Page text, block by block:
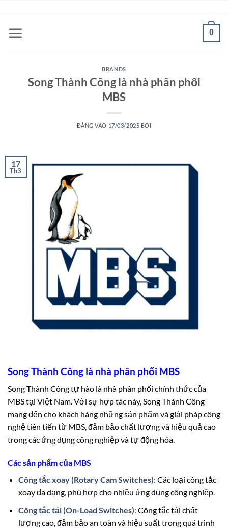
nội
0
BRANDS
Song Thành Công là nhà phân phối
MBS
ĐĂNG VÀO 17/03/2025 BỞI
17
Th3
Song Thành Công là nhà phân phối MBS
Song Thành Công tự hào là nhà phân phối chính thức của
MBS tại Việt Nam. Với sự hợp tác này, Song Thành Công
mang đến cho khách hàng những sản phẩm và giải pháp công
nghệ tiên tiến từ MBS, đảm bảo chất lượng và hiệu quả cao
trong các ứng dụng công nghiệp và tự động hóa.
Các sản phẩm của MBS
Công tắc xoay (Rotary Cam Switches): Các loại công tắc
xoay đa dạng, phù hợp cho nhiều ứng dụng công nghiệp.
Công tắc tải (On-Load Switches): Công tắc tải chất
lượng cao, đảm bảo an toàn và hiệu suất trong quá trình